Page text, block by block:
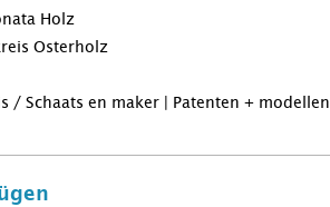
Holz
Osterholz
/ Schaats en maker | Patenten + modellen